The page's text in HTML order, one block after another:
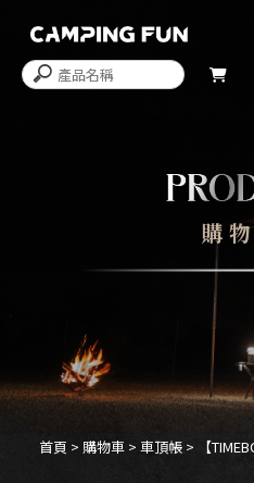
購
首頁 > 購物車> 車頂帳> 【